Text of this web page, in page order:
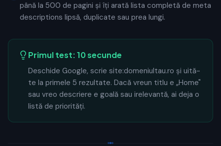
până la 500 de pagini și îți arată lista completă de meta
descriptions lipsă, duplicate sau prea lungi.
Primul test: 10 secunde
Deschide Google, scrie site:domeniultau.ro și uită-
te la primele 5 rezultate. Dacă vreun titlu e „Home"
sau vreo descriere e goală sau irelevantă, ai deja o
listă de priorități.